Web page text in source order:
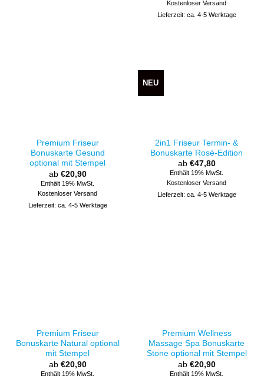
Kostenloser Versand
Lieferzeit: ca. 4-5 Werktage
Premium Friseur
Bonuskarte Gesund
optional mit Stempel
ab €20,90
Enthält 19% MwSt.
Kostenloser Versand
Lieferzeit: ca. 4-5 Werktage
NEU
2in1 Friseur Termin- &
Bonuskarte Rosé-Edition
ab €47,80
Enthält 19% MwSt.
Kostenloser Versand
Lieferzeit: ca. 4-5 Werktage
Premium Friseur
Bonuskarte Natural optional
mit Stempel
ab €20,90
Enthält 19% MwSt.
Premium Wellness
Massage Spa Bonuskarte
Stone optional mit Stempel
ab €20,90
Enthält 19% MwSt.